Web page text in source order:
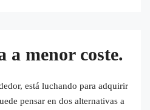
a menor coste.
está luchando para adquirir
pensar en dos alternativas a